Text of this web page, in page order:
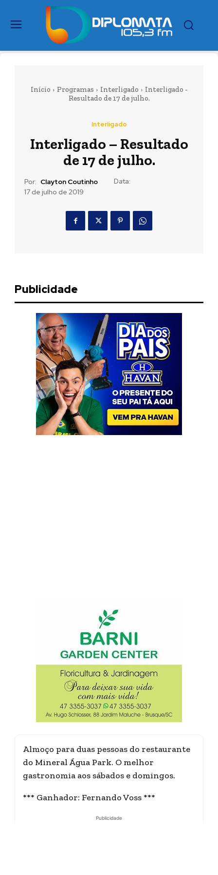
Início Programas Interligado
Interligado -
Resultado de 17 de julho.
Interligado
Interligado – Resultado
de 17 de julho.
Por: Clayton Coutinho
Data:
17 de julho de 2019
Publicidade
Almoço para duas pessoas do restaurante
do Mineral Água Park. O melhor
gastronomia aos sábados e domingos.
*** Ganhador: Fernando Voss ***
Publicidade